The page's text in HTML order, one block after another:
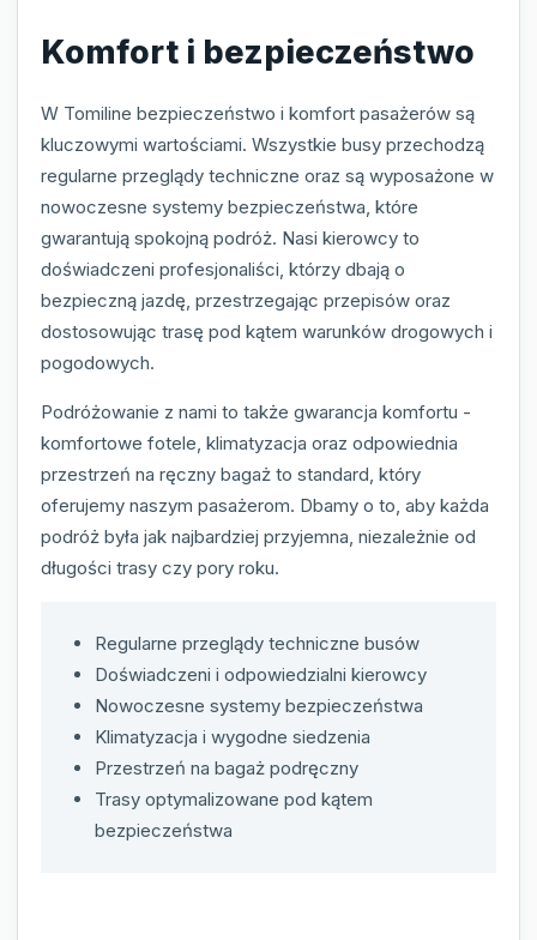
Komfort i bezpieczeństwo
W Tomiline bezpieczeństwo i komfort pasażerów są
kluczowymi wartościami. Wszystkie busy przechodzą
regularne przeglądy techniczne oraz są wyposażone w
nowoczesne systemy bezpieczeństwa, które
gwarantują spokojną podróż. Nasi kierowcy to
doświadczeni profesjonaliści, którzy dbają o
bezpieczną jazdę, przestrzegając przepisów oraz
dostosowując trasę pod kątem warunków drogowych i
pogodowych.
Podróżowanie z nami to także gwarancja komfortu -
komfortowe fotele, klimatyzacja oraz odpowiednia
przestrzeń na ręczny bagaż to standard, który
oferujemy naszym pasażerom. Dbamy o to, aby każda
podróż była jak najbardziej przyjemna, niezależnie od
długości trasy czy pory roku.
Regularne przeglądy techniczne busów
Doświadczeni i odpowiedzialni kierowcy
Nowoczesne systemy bezpieczeństwa
Klimatyzacja i wygodne siedzenia
Przestrzeń na bagaż podręczny
Trasy optymalizowane pod kątem
bezpieczeństwa